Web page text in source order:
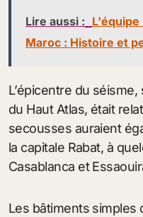
Lire aussi : L'équipe
Maroc : Histoire et
L’épicentre du
du Haut Atlas, était
secousses auraient
la capitale Rabat, à
Casablanca et
Les bâtiments simples